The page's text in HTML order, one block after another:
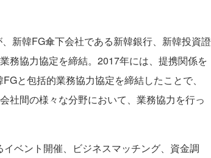
新韓FG傘下会社である新韓銀行、新韓投資證
務協力協定を締結。2017年には、提携関係を
と包括的業務協力協定を締結したことで、
社間の様々な分野において、業務協力を行っ
ベント開催、ビジネスマッチング、資金調